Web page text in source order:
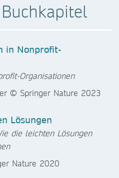
in Nonprofit-
Organisationen
Lösungen
die leichten Lösungen